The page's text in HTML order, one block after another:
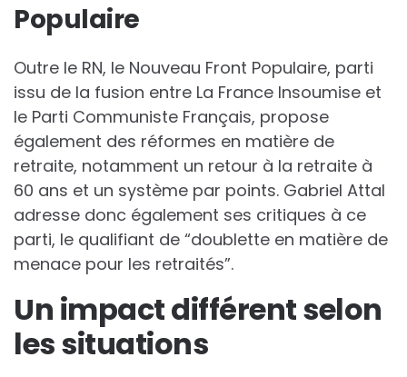
Populaire
Outre le RN, le Nouveau Front Populaire, parti
issu de la fusion entre La France Insoumise et
le Parti Communiste Français, propose
également des réformes en matière de
retraite, notamment un retour à la retraite à
60 ans et un système par points. Gabriel Attal
adresse donc également ses critiques à ce
parti, le qualifiant de “doublette en matière de
menace pour les retraités”.
Un impact différent selon
les situations